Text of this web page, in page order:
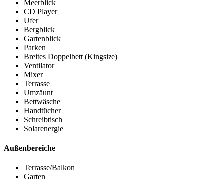
Meerblick
CD Player
Ufer
Bergblick
Gartenblick
Parken
Breites Doppelbett (Kingsize)
Ventilator
Mixer
Terrasse
Umzäunt
Bettwäsche
Handtücher
Schreibtisch
Solarenergie
Außenbereiche
Terrasse/Balkon
Garten